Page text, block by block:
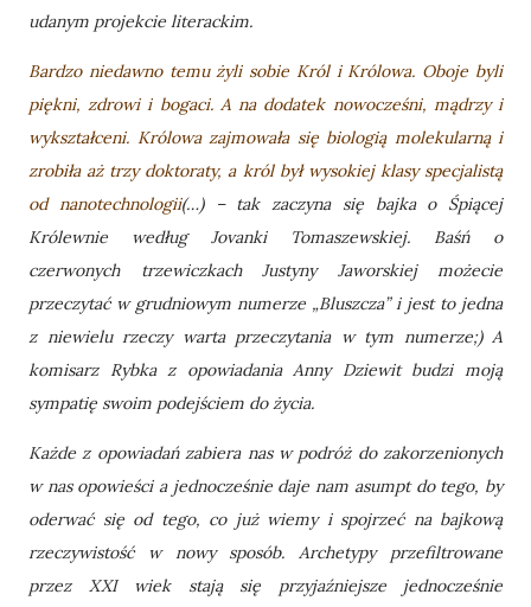
udanym projekcie literackim.
Bardzo niedawno temu żyli sobie Król i Królowa. Oboje byli
piękni, zdrowi i bogaci. A na dodatek nowocześni, mądrzy i
wykształceni. Królowa zajmowała się biologią molekularną i
zrobiła aż trzy doktoraty, a król był wysokiej klasy specjalistą
od nanotechnologii(…) – tak zaczyna się bajka o Śpiącej
Królewnie według Jovanki Tomaszewskiej. Baśń o
czerwonych trzewiczkach Justyny Jaworskiej możecie
przeczytać w grudniowym numerze „Bluszcza” i jest to jedna
z niewielu rzeczy warta przeczytania w tym numerze;) A
komisarz Rybka z opowiadania Anny Dziewit budzi moją
sympatię swoim podejściem do życia.
Każde z opowiadań zabiera nas w podróż do zakorzenionych
w nas opowieści a jednocześnie daje nam asumpt do tego, by
oderwać się od tego, co już wiemy i spojrzeć na bajkową
rzeczywistość w nowy sposób. Archetypy przefiltrowane
przez XXI wiek stają się przyjaźniejsze jednocześnie